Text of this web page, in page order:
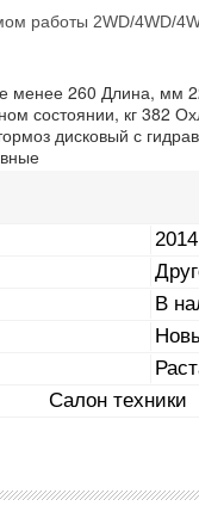
работы 2WD/4WD/
менее 260 Длина,
состоянии, кг 382
дисковый с
2014
В
Салон техники